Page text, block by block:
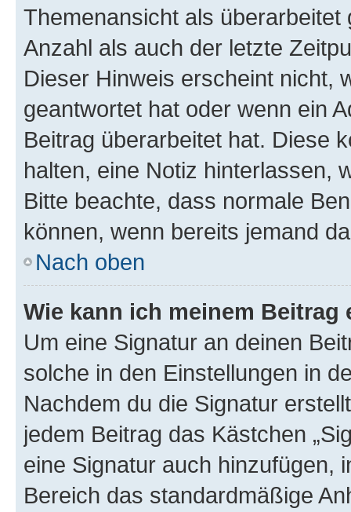
Themenansicht als
Anzahl als auch der letzte
Dieser Hinweis erscheint nicht,
geantwortet hat oder wenn ein
Beitrag überarbeitet hat. Diese
halten, eine Notiz hinterlassen,
Bitte beachte, dass normale
können, wenn bereits jemand
Nach oben
Wie kann ich meinem
Um eine Signatur an deinen
solche in den Einstellungen in
Nachdem du die Signatur
jedem Beitrag das Kästchen
eine Signatur auch hinzufügen,
Bereich das standardmäßige